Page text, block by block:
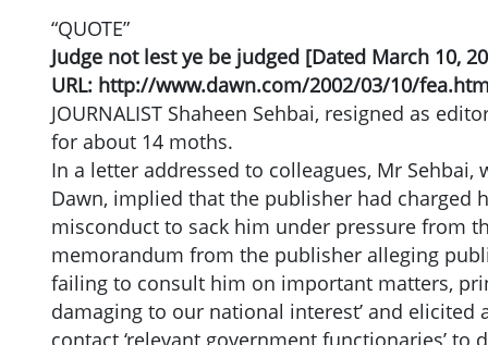
“QUOTE”
Judge not lest ye be judged [Dated March 10,
URL: http://www.dawn.com/2002/03/10/
JOURNALIST Shaheen Sehbai, resigned as
for about 14 moths.
In a letter addressed to colleagues, Mr
Dawn, implied that the publisher had
misconduct to sack him under pressure from
memorandum from the publisher alleging
failing to consult him on important matters,
damaging to our national interest’ and